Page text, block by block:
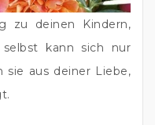
zu deinen Kindern,
kann sich nur
sie aus deiner Liebe,